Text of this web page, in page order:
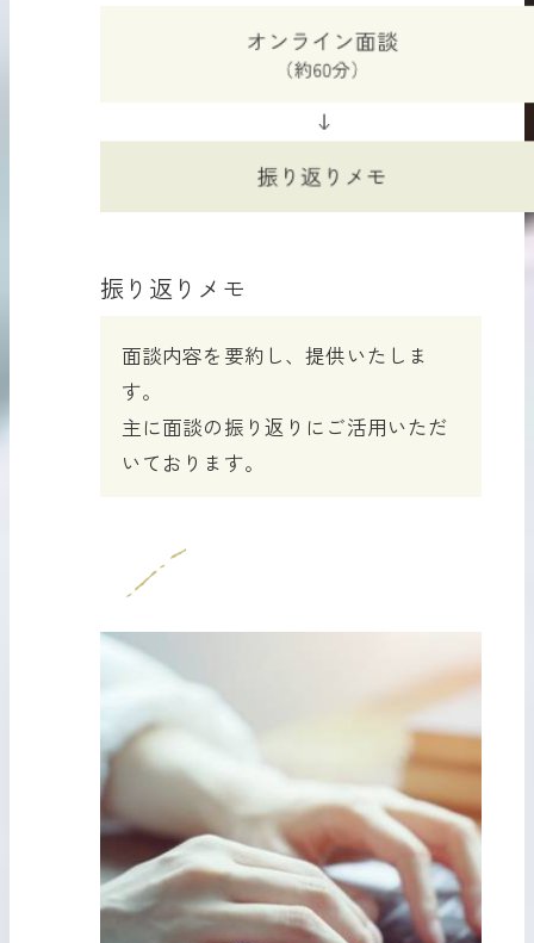
振り返りメモ
面談内容を要約し、提供いたしま
す。
主に面談の振り返りにご活用いただ
いております。